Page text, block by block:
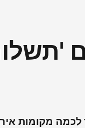
לכמה מקומות